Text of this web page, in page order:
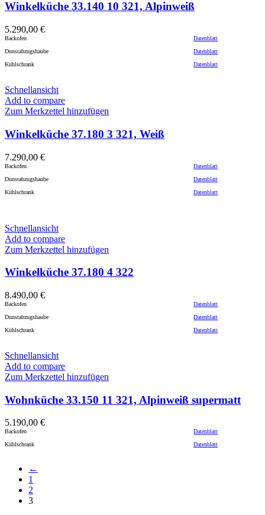
Winkelküche 33.140 10 321, Alpinweiß
5.290,00 €
Backofen
Datenblatt
Dunstabzugshaube
Datenblatt
Kühlschrank
Datenblatt
Schnellansicht
Add to compare
Zum Merkzettel hinzufügen
Winkelküche 37.180 3 321, Weiß
7.290,00 €
Backofen
Datenblatt
Dunstabzugshaube
Datenblatt
Kühlschrank
Datenblatt
Schnellansicht
Add to compare
Zum Merkzettel hinzufügen
Winkelküche 37.180 4 322
8.490,00 €
Backofen
Datenblatt
Dunstabzugshaube
Datenblatt
Kühlschrank
Datenblatt
Schnellansicht
Add to compare
Zum Merkzettel hinzufügen
Wohnküche 33.150 11 321, Alpinweiß supermatt
5.190,00 €
Backofen
Datenblatt
Kühlschrank
Datenblatt
←
1
2
3